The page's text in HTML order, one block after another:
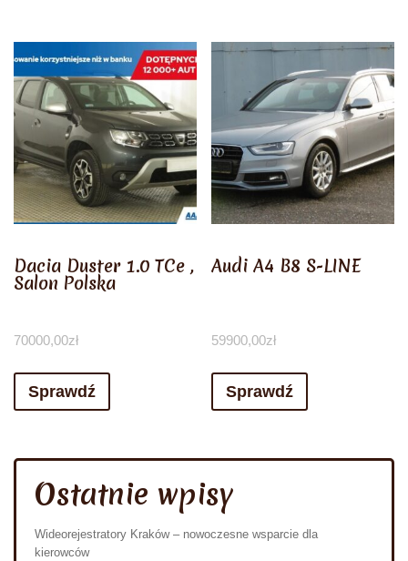
Dacia Duster 1.0 TCe ,
Salon Polska
70000,00zł
Sprawdź
Audi A4 B8 S-LINE
59900,00zł
Sprawdź
Ostatnie wpisy
Wideorejestratory Kraków – nowoczesne wsparcie dla
kierowców